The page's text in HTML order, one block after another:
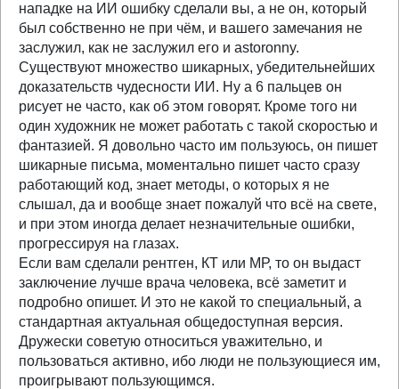
нападке на ИИ ошибку сделали вы, а не он, который
был собственно не при чём, и вашего замечания не
заслужил, как не заслужил его и astoronny.
Существуют множество шикарных, убедительнейших
доказательств чудесности ИИ. Ну а 6 пальцев он
рисует не часто, как об этом говорят. Кроме того ни
один художник не может работать с такой скоростью и
фантазией. Я довольно часто им пользуюсь, он пишет
шикарные письма, моментально пишет часто сразу
работающий код, знает методы, о которых я не
слышал, да и вообще знает пожалуй что всё на свете,
и при этом иногда делает незначительные ошибки,
прогрессируя на глазах.
Если вам сделали рентген, КТ или МР, то он выдаст
заключение лучше врача человека, всё заметит и
подробно опишет. И это не какой то специальный, а
стандартная актуальная общедоступная версия.
Дружески советую относиться уважительно, и
пользоваться активно, ибо люди не пользующиеся им,
проигрывают пользующимся.